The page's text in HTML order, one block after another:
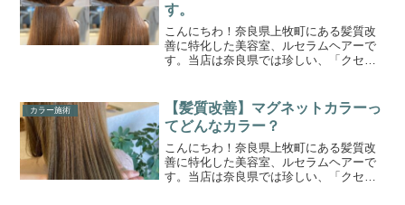
す。
こんにちわ！奈良県上牧町にある髪質改
善に特化した美容室、ルセラムヘアーで
す。当店は奈良県では珍しい、「クセ毛
もお役立ちできれば嬉しく思います。髪
質改善にもいくつかの種類...
カラー施術
【髪質改善】マグネットカラーっ
てどんなカラー？
こんにちわ！奈良県上牧町にある髪質改
善に特化した美容室、ルセラムヘアーで
す。当店は奈良県では珍しい、「クセ毛